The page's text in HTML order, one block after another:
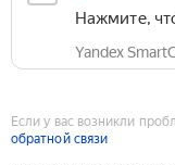
Нажмите,
Yandex
Если у вас возникли
обратной связи